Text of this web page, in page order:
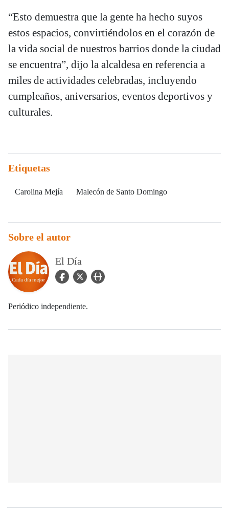
“Esto demuestra que la gente ha hecho suyos
estos espacios, convirtiéndolos en el corazón de
la vida social de nuestros barrios donde la ciudad
se encuentra”, dijo la alcaldesa en referencia a
miles de actividades celebradas, incluyendo
cumpleaños, aniversarios, eventos deportivos y
culturales.
Etiquetas
Carolina Mejía Malecón de Santo Domingo
Sobre el autor
El Día
facebook Icon
twitter Iconuser_url Icon
Periódico independiente.